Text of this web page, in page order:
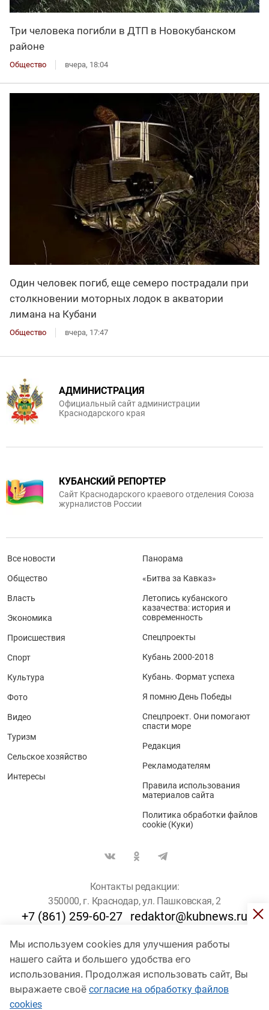
Три человека погибли в ДТП в Новокубанском
районе
Общество вчера, 18:04
Один человек погиб, еще семеро пострадали при
столкновении моторных лодок в акватории
лимана на Кубани
Общество вчера, 17:47
Мы используем cookies для улучшения работы
нашего сайта и большего удобства его
использования. Продолжая использовать сайт, Вы
выражаете своё согласие на обработку файлов
cookies
АДМИНИСТРАЦИЯ
Официальный сайт администрации
Краснодарского края
КУБАНСКИЙ РЕПОРТЕР
Сайт Краснодарского краевого отделения Союза
журналистов России
Все новости
Общество
Власть
Экономика
Происшествия
Спорт
Культура
Фото
Видео
Туризм
Сельское хозяйство
Интересы
Панорама
«Битва за Кавказ»
Летопись кубанского
казачества: история и
современность
Спецпроекты
Кубань 2000-2018
Кубань. Формат успеха
Я помню День Победы
Спецпроект. Они помогают
спасти море
Редакция
Рекламодателям
Правила использования
материалов сайта
Политика обработки файлов
cookie (Куки)
Контакты редакции:
350000, г. Краснодар, ул. Пашковская, 2
+7 (861) 259-60-27 redaktor@kubnews.ru
Для пользователей старше 16 лет
© Кубанские Новости, 2017
Сетевое издание «kubnews» зарегистрировано Федеральной
службой по надзору в сфере связи, информационных технологий
и массовых коммуникаций (Роскомнадзор). Регистрационный